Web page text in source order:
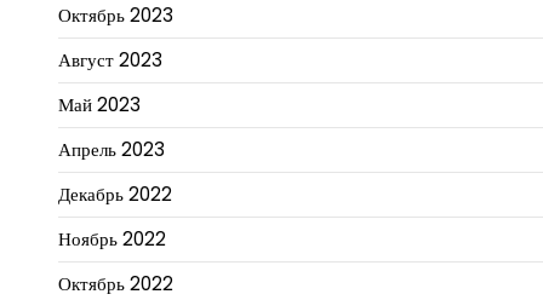
Октябрь 2023
Август 2023
Май 2023
Апрель 2023
Декабрь 2022
Ноябрь 2022
Октябрь 2022